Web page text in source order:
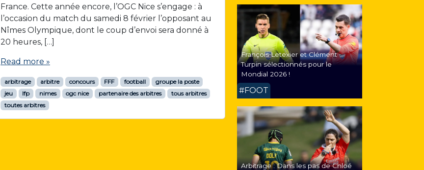
France. Cette année encore, l’OGC Nice s’engage : à
l’occasion du match du samedi 8 février l’opposant au
Nîmes Olympique, dont le coup d’envoi sera donné à
20 heures, […]
Read more »
arbitrage arbitre concours FFF football
groupe la poste
jeu
lfp nimes ogc nice partenaire des arbitres
tous arbitres
toutes arbitres
François Letexier et Clément
Turpin sélectionnés pour le
Mondial 2026 !
#FOOT
Arbitrage : Dans les pas de Chloé